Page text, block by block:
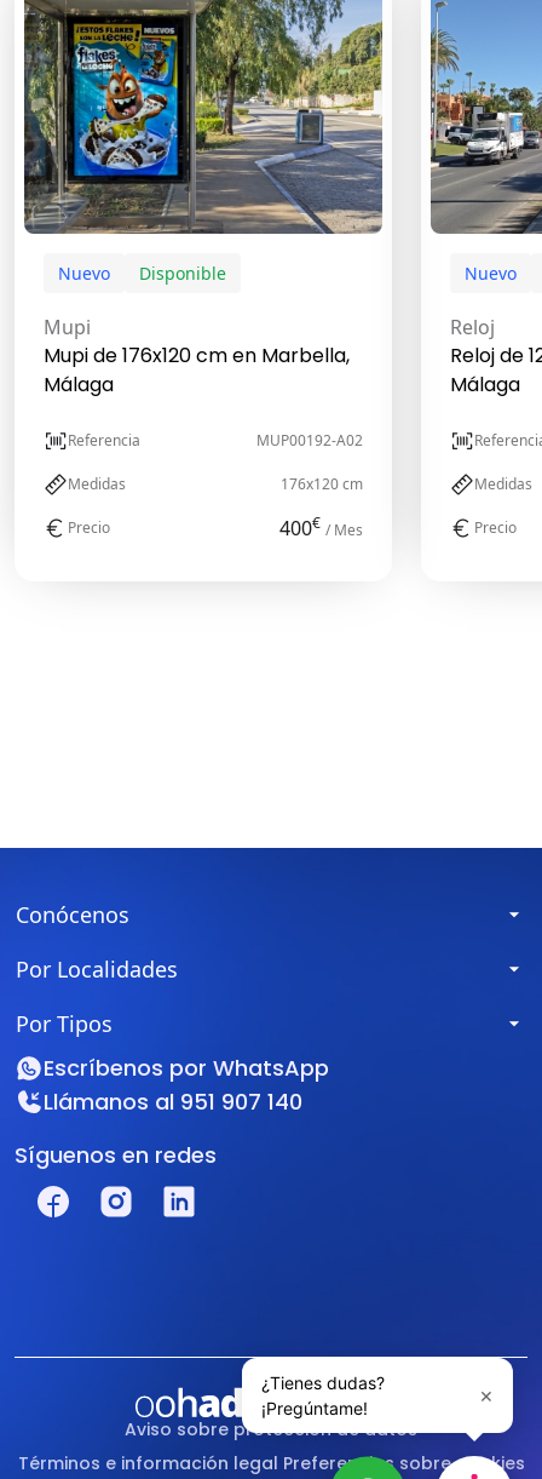
Nuevo Disponible
Mupi
Mupi de 176x120 cm en Marbella,
Málaga
Referencia MUP00192-A02
Medidas 176x120 cm
Precio 400€ / Mes
Nuevo
Reloj
Reloj de
Málaga
Medidas
Precio
Conócenos
Por Localidades
Por Tipos
Escríbenos por WhatsApp
Llámanos al 951 907 140
Síguenos en redes
Aviso sobre protección de datos
Términos e información legal Preferencias sobre cookies